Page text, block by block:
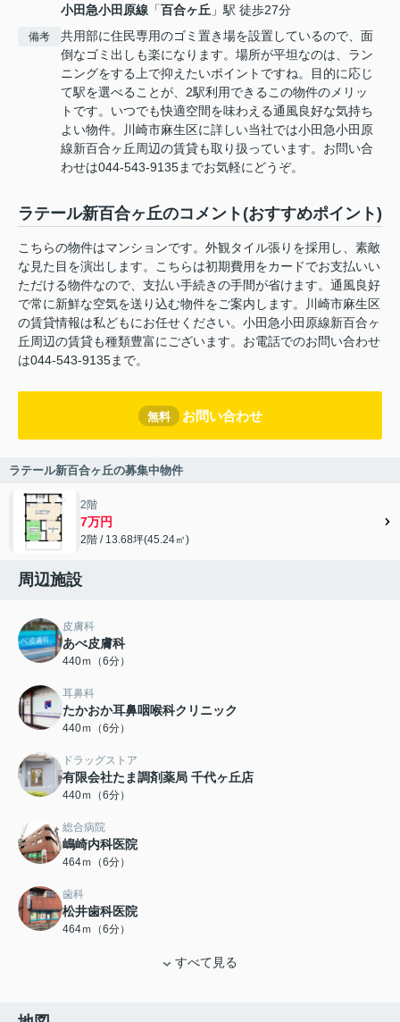
小田急小田原線 「百合ヶ丘 」駅 徒歩27分
備考
共用部に住民専用のゴミ置き場を設置しているので、面
倒なゴミ出しも楽になります。場所が平坦なのは、ラン
ニングをする上で抑えたいポイントですね。目的に応じ
て駅を選べることが、2駅利用できるこの物件のメリッ
トです。いつでも快適空間を味わえる通風良好な気持ち
よい物件。川崎市麻生区に詳しい当社では小田急小田原
線新百合ヶ丘周辺の賃貸も取り扱っています。お問い合
わせは044-543-9135までお気軽にどうぞ。
ラテール新百合ヶ丘のコメント(おすすめポイント)
こちらの物件はマンションです。外観タイル張りを採用し、素敵
な見た目を演出します。こちらは初期費用をカードでお支払いい
ただける物件なので、支払い手続きの手間が省けます。通風良好
で常に新鮮な空気を送り込む物件をご案内します。川崎市麻生区
の賃貸情報は私どもにお任せください。小田急小田原線新百合ヶ
丘周辺の賃貸も種類豊富にございます。お電話でのお問い合わせ
は044-543-9135まで。
無料 お問い合わせ
ラテール新百合ヶ丘の募集中物件
2階
7万円
2階 / 13.68坪(45.24㎡)
周辺施設
皮膚科
あべ皮膚科
440ｍ（6分）
耳鼻科
たかおか耳鼻咽喉科クリニック
440ｍ（6分）
ドラッグストア
有限会社たま調剤薬局 千代ヶ丘店
440ｍ（6分）
総合病院
嶋崎内科医院
464ｍ（6分）
歯科
松井歯科医院
464ｍ（6分）
すべて見る